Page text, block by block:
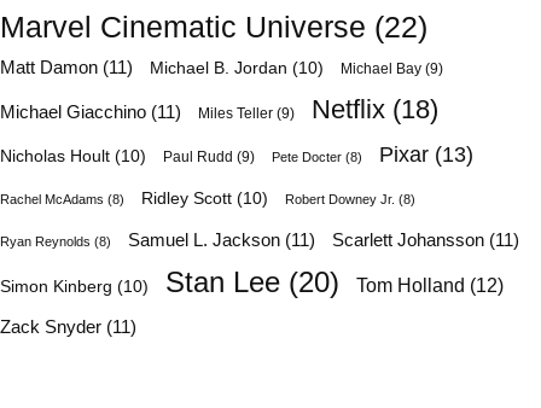
Marvel Cinematic Universe (22)
Matt Damon (11) Michael B. Jordan (10) Michael Bay (9)
Michael Giacchino (11) Miles Teller (9) Netflix (18)
Nicholas Hoult (10) Paul Rudd (9) Pete Docter (8) Pixar (13)
Rachel McAdams (8) Ridley Scott (10) Robert Downey Jr. (8)
Ryan Reynolds (8) Samuel L. Jackson (11) Scarlett Johansson (11)
Simon Kinberg (10) Stan Lee (20) Tom Holland (12)
Zack Snyder (11)